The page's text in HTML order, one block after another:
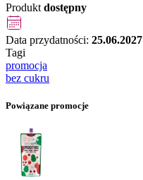
Produkt dostępny
Data przydatności: 25.06.2027
Tagi
promocja
bez cukru
Powiązane promocje